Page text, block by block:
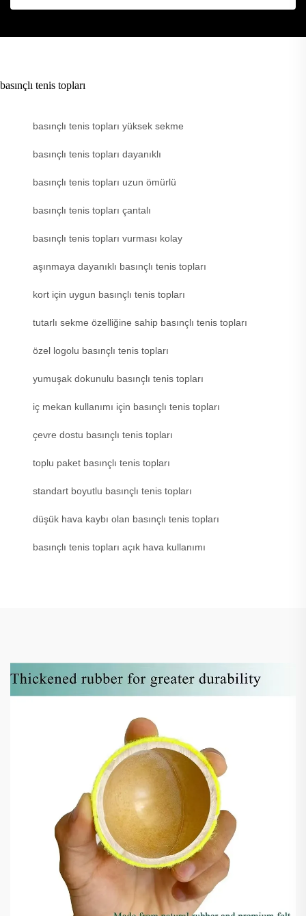
basınçlı tenis topları
basınçlı tenis topları yüksek sekme
basınçlı tenis topları dayanıklı
basınçlı tenis topları uzun ömürlü
basınçlı tenis topları çantalı
basınçlı tenis topları vurması kolay
aşınmaya dayanıklı basınçlı tenis topları
kort için uygun basınçlı tenis topları
tutarlı sekme özelliğine sahip basınçlı tenis topları
özel logolu basınçlı tenis topları
yumuşak dokunulu basınçlı tenis topları
iç mekan kullanımı için basınçlı tenis topları
çevre dostu basınçlı tenis topları
toplu paket basınçlı tenis topları
standart boyutlu basınçlı tenis topları
düşük hava kaybı olan basınçlı tenis topları
basınçlı tenis topları açık hava kullanımı